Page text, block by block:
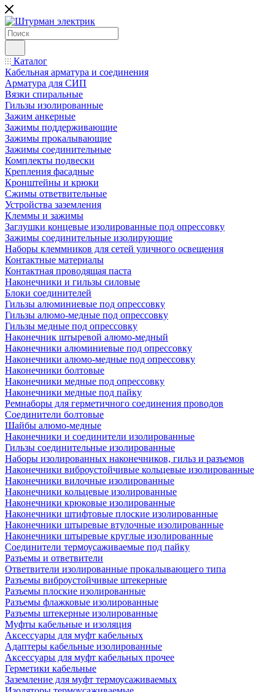
Каталог
Кабельная арматура и соединения
Арматура для СИП
Вязки спиральные
Гильзы изолированные
Зажим анкерные
Зажимы поддерживающие
Зажимы прокалывающие
Зажимы соединительные
Комплекты подвески
Крепления фасадные
Кронштейны и крюки
Сжимы ответвительные
Устройства заземления
Клеммы и зажимы
Заглушки концевые изолированные под опрессовку
Зажимы соединительные изолирующие
Наборы клеммников для сетей уличного освещения
Контактные материалы
Контактная проводящая паста
Наконечники и гильзы силовые
Блоки соединителей
Гильзы алюминиевые под опрессовку
Гильзы алюмо-медные под опрессовку
Гильзы медные под опрессовку
Наконечник штыревой алюмо-медный
Наконечники алюминиевые под опрессовку
Наконечники алюмо-медные под опрессовку
Наконечники болтовые
Наконечники медные под опрессовку
Наконечники медные под пайку
Ремнаборы для герметичного соединения проводов
Соединители болтовые
Шайбы алюмо-медные
Наконечники и соединители изолированные
Гильзы соединительные изолированные
Наборы изолированных наконечников, гильз и разъемов
Наконечники виброустойчивые кольцевые изолированные
Наконечники вилочные изолированные
Наконечники кольцевые изолированные
Наконечники крюковые изолированные
Наконечники штифтовые плоские изолированные
Наконечники штыревые втулочные изолированные
Наконечники штыревые круглые изолированные
Соединители термоусаживаемые под пайку
Разъемы и ответвители
Ответвители изолированные прокалывающего типа
Разъемы виброустойчивые штекерные
Разъемы плоские изолированные
Разъемы флажковые изолированные
Разъемы штекерные изолированные
Муфты кабельные и изоляция
Аксессуары для муфт кабельных
Адаптеры кабельные изолированные
Аксессуары для муфт кабельных прочее
Герметики кабельные
Заземление для муфт термоусаживаемых